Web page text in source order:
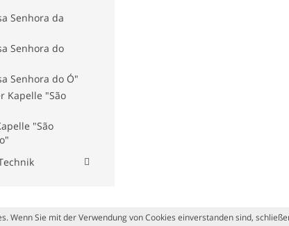
- "Museu
von Porto
Ortigão
und
Senhora da
Senhora do
Senhora do Ó"
Kapelle "São
"São
Wenn Sie mit der Verwendung von Cookies einverstanden sind,